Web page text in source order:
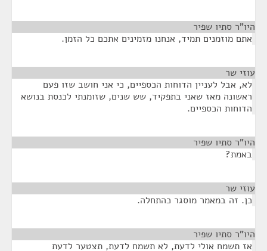
היו"ר סתיו שפיר
אתם מוזמנים תמיד, אנחנו מזמינים אתכם כל הזמן.
עוזי שר
לא, אבל לעניין הדוחות הכספיים, כי אני חושב שזו פעם
ראשונה מאז שאני בתפקיד, שש שנים, שזומנתי לכנסת בנושא
הדוחות הכספיים.
היו"ר סתיו שפיר
באמת?
עוזי שר
כן. זה במאמר מוסגר כהתחלה.
היו"ר סתיו שפיר
אז תשמח אולי לדעת, לא תשמח לדעת, תצטער לדעת